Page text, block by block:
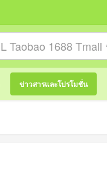
ข่าวสารและโปรโมชั่น